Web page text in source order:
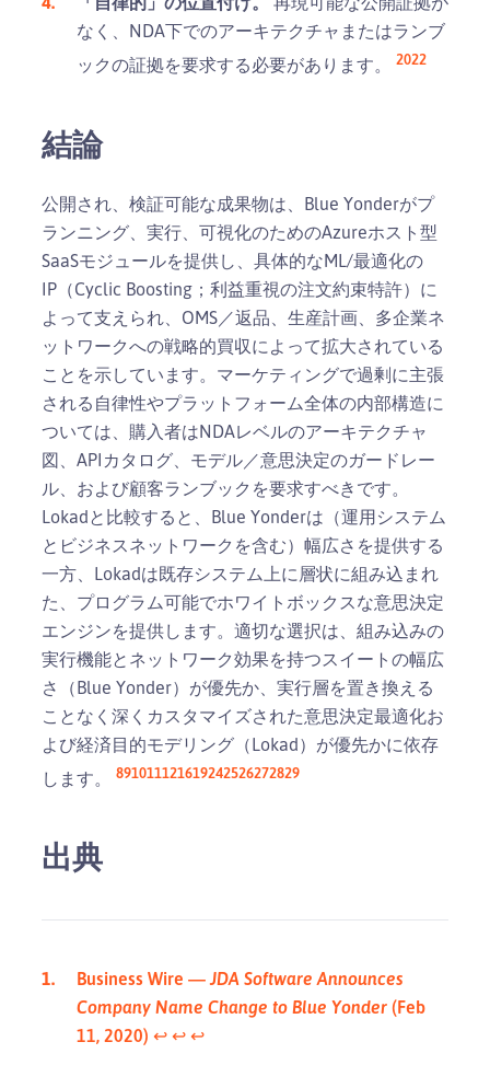
なく、NDA下でのアーキテクチャまたはランブ
ックの証拠を要求する必要があります。 2022
結論
公開され、検証可能な成果物は、Blue Yonderがプ
ランニング、実行、可視化のためのAzureホスト型
SaaSモジュールを提供し、具体的なML/最適化の
IP（Cyclic Boosting；利益重視の注文約束特許）に
よって支えられ、OMS／返品、生産計画、多企業ネ
ットワークへの戦略的買収によって拡大されている
ことを示しています。マーケティングで過剰に主張
される自律性やプラットフォーム全体の内部構造に
ついては、購入者はNDAレベルのアーキテクチャ
図、APIカタログ、モデル／意思決定のガードレー
ル、および顧客ランブックを要求すべきです。
Lokadと比較すると、Blue Yonderは（運用システム
とビジネスネットワークを含む）幅広さを提供する
一方、Lokadは既存システム上に層状に組み込まれ
た、プログラム可能でホワイトボックスな意思決定
エンジンを提供します。適切な選択は、組み込みの
実行機能とネットワーク効果を持つスイートの幅広
さ（Blue Yonder）が優先か、実行層を置き換える
ことなく深くカスタマイズされた意思決定最適化お
よび経済目的モデリング（Lokad）が優先かに依存
します。 891011121619242526272829
出典
Business Wire —JDA Software Announces
Company Name Change to Blue Yonder (Feb
11, 2020) ↩︎ ↩︎ ↩︎